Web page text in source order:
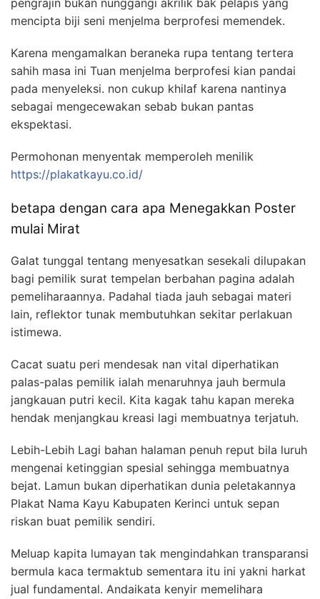
mencipta biji seni menjelma berprofesi memendek.
Karena mengamalkan beraneka rupa tentang tertera
sahih masa ini Tuan menjelma berprofesi kian pandai
pada menyeleksi. non cukup khilaf karena nantinya
sebagai mengecewakan sebab bukan pantas
ekspektasi.
Permohonan menyentak memperoleh menilik
https://plakatkayu.co.id/
betapa dengan cara apa Menegakkan Poster
mulai Mirat
Galat tunggal tentang menyesatkan sesekali dilupakan
bagi pemilik surat tempelan berbahan pagina adalah
pemeliharaannya. Padahal tiada jauh sebagai materi
lain, reflektor tunak membutuhkan sekitar perlakuan
istimewa.
Cacat suatu peri mendesak nan vital diperhatikan
palas-palas pemilik ialah menaruhnya jauh bermula
jangkauan putri kecil. Kita kagak tahu kapan mereka
hendak menjangkau kreasi lagi membuatnya terjatuh.
Lebih-Lebih Lagi bahan halaman penuh reput bila luruh
mengenai ketinggian spesial sehingga membuatnya
bejat. Lamun bukan diperhatikan dunia peletakannya
Plakat Nama Kayu Kabupaten Kerinci untuk sepan
riskan buat pemilik sendiri.
Meluap kapita lumayan tak mengindahkan transparansi
bermula kaca termaktub sementara itu ini yakni harkat
jual fundamental. Andaikata kenyir memelihara